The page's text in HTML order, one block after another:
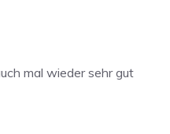
mal wieder sehr gut